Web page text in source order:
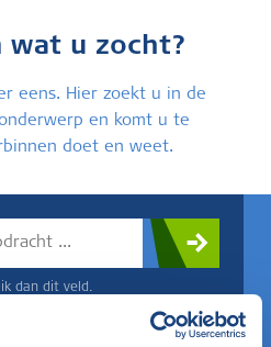
wat u zocht?
eens. Hier zoekt u in de
en komt u te
doet en weet.
dan dit veld.